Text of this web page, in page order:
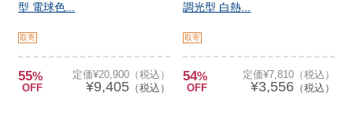
型 電球色...
取寄
55%
OFF
定価¥20,900（税込）
¥9,405（税込）
調光型 白熱...
取寄
54%
OFF
定価¥7,810（税込）
¥3,556（税込）